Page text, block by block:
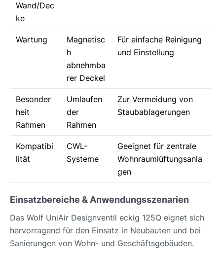
Wand/Dec
ke
Wartung
Magnetisc
h
abnehmba
rer Deckel
Für einfache Reinigung
und Einstellung
Besonder
heit
Rahmen
Umlaufen
der
Rahmen
Zur Vermeidung von
Staubablagerungen
Kompatibi
lität
CWL-
Systeme
Geeignet für zentrale
Wohnraumlüftungsanla
gen
Einsatzbereiche & Anwendungsszenarien
Das Wolf UniAir Designventil eckig 125Q eignet sich
hervorragend für den Einsatz in Neubauten und bei
Sanierungen von Wohn- und Geschäftsgebäuden.